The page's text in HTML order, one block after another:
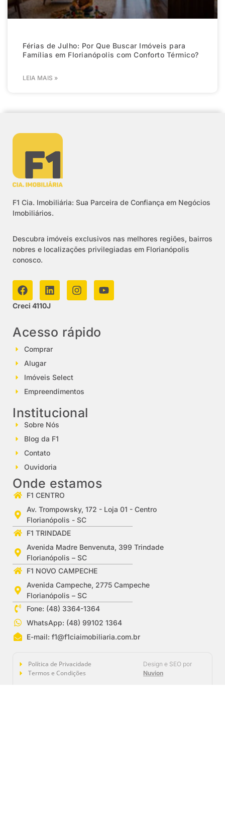
Férias de Julho: Por Que Buscar Imóveis para
Famílias em Florianópolis com Conforto Térmico?
LEIA MAIS »
F1 Cia. Imobiliária: Sua Parceira de Confiança em Negócios
Imobiliários.
Descubra imóveis exclusivos nas melhores regiões, bairros
nobres e localizações privilegiadas em Florianópolis
conosco.
Creci 4110J
Acesso rápido
Comprar
Alugar
Imóveis Select
Empreendimentos
Institucional
Sobre Nós
Blog da F1
Contato
Ouvidoria
Onde estamos
F1 CENTRO
Av. Trompowsky, 172 - Loja 01 - Centro
Florianópolis - SC
F1 TRINDADE
Avenida Madre Benvenuta, 399 Trindade
Florianópolis – SC
F1 NOVO CAMPECHE
Avenida Campeche, 2775 Campeche
Florianópolis – SC
Fone: (48) 3364-1364
WhatsApp: (48) 99102 1364
E-mail:f1@f1ciaimobiliaria.com.br
Política de Privacidade
Termos e Condições
Design e SEO por
Nuvion